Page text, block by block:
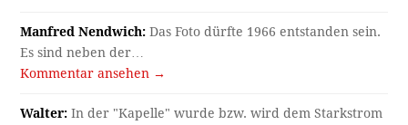
Manfred Nendwich: Das Foto dürfte 1966 entstanden sein.
Es sind neben der…
Kommentar ansehen →
Walter: In der "Kapelle" wurde bzw. wird dem Starkstrom